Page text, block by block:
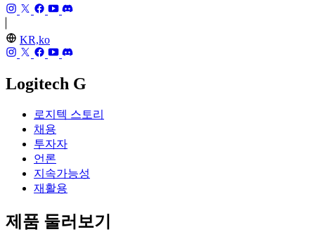
KR,ko
Logitech G
로지텍 스토리
채용
투자자
언론
지속가능성
재활용
제품 둘러보기